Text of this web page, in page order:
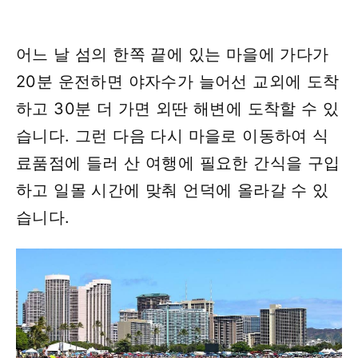
어느 날 섬의 한쪽 끝에 있는 마을에 가다가
20분 운전하면 야자수가 늘어선 교외에 도착
하고 30분 더 가면 외딴 해변에 도착할 수 있
습니다. 그런 다음 다시 마을로 이동하여 식
료품점에 들러 산 여행에 필요한 간식을 구입
하고 일몰 시간에 맞춰 언덕에 올라갈 수 있
습니다.